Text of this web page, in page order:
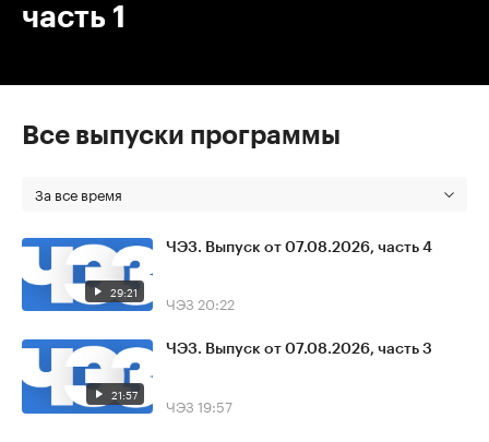
часть 1
Все выпуски программы
За все время
29:21
ЧЭЗ. Выпуск от 07.08.2026, часть 4
ЧЭЗ 20:22
21:57
ЧЭЗ. Выпуск от 07.08.2026, часть 3
ЧЭЗ 19:57